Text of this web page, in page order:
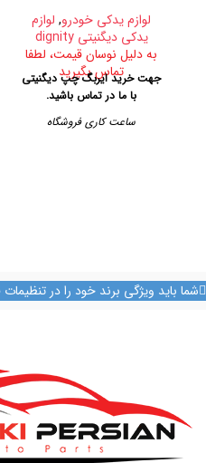
لوازم یدکی خودرو, لوازم
یدکی دیگنیتی dignity
به دلیل نوسان قیمت، لطفا
تماس بگیرید
جهت خرید ایربگ چپ دیگنیتی
با ما در تماس باشید.
ساعت کاری فروشگاه
09128884461
شما باید ویژگی برند خود را در